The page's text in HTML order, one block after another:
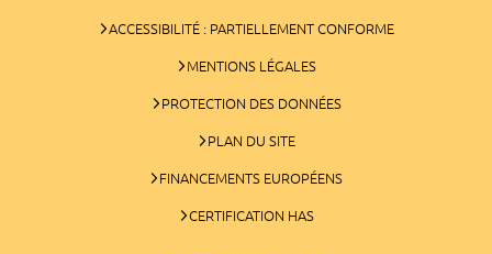
ACCESSIBILITÉ : PARTIELLEMENT CONFORME
MENTIONS LÉGALES
PROTECTION DES DONNÉES
PLAN DU SITE
FINANCEMENTS EUROPÉENS
CERTIFICATION HAS